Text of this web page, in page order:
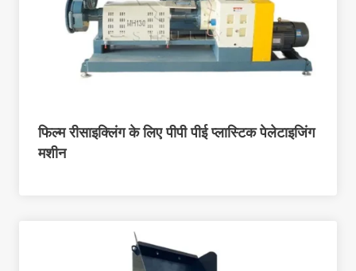
फिल्म रीसाइक्लिंग के लिए पीपी पीई प्लास्टिक पेलेटाइजिंग
मशीन